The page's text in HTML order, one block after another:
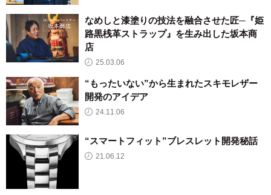
なめしと漆塗りの技法を融合させた匠─『姫
路黒桟革ストラップ』を生み出した坂本商
店
25.03.06
“もったいない”から生まれたスキモレザー
開発のアイデア
24.11.06
“スマートフィット”ブレスレット開発秘話
21.06.12